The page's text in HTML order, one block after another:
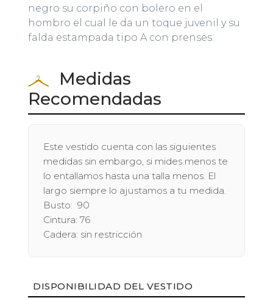
negro su corpiño con bolero en el
hombro el cual le da un toque juvenil y su
falda estampada tipo A con prenses.
Medidas
Recomendadas
Este vestido cuenta con las siguientes
medidas sin embargo, si mides menos te
lo entallamos hasta una talla menos. El
largo siempre lo ajustamos a tu medida.
Busto: 90
Cintura: 76
Cadera: sin restricción
DISPONIBILIDAD DEL VESTIDO